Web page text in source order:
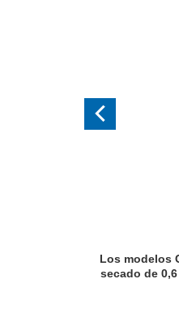
Los modelos
secado de